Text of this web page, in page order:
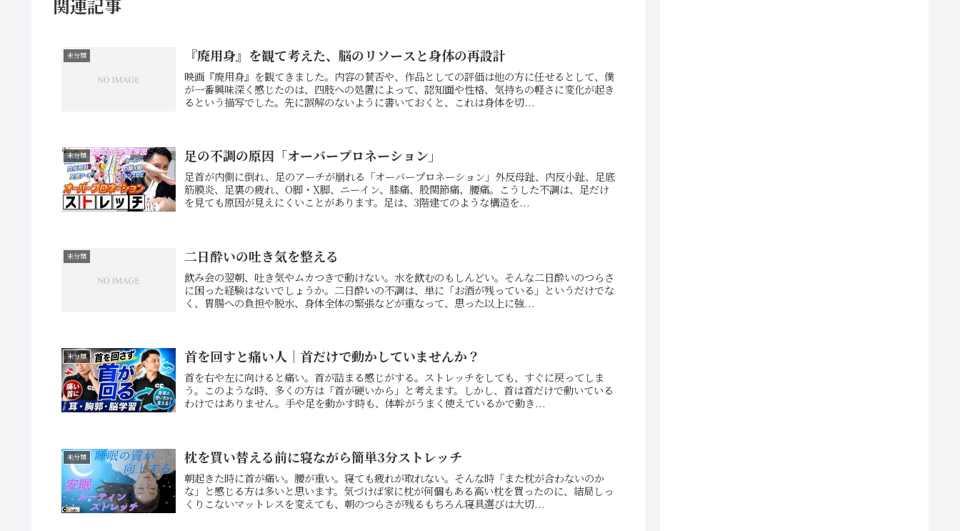
関連記事
未分類 『廃用身』を観て考えた、脳のリソースと身体の再設計
映画『廃用身』を観てきました。内容の賛否や、作品としての評価は他の方に任せるとして、僕
が一番興味深く感じたのは、四肢への処置によって、認知面や性格、気持ちの軽さに変化が起き
るという描写でした。先に誤解のないように書いておくと、これは身体を切...
未分類 足の不調の原因「オーバープロネーション」
足首が内側に倒れ、足のアーチが崩れる「オーバープロネーション」外反母趾、内反小趾、足底
筋膜炎、足裏の疲れ、O脚・X脚、ニーイン、膝痛、股関節痛、腰痛。こうした不調は、足だけ
を見ても原因が見えにくいことがあります。足は、3階建てのような構造を...
未分類 二日酔いの吐き気を整える
飲み会の翌朝、吐き気やムカつきで動けない。水を飲むのもしんどい。そんな二日酔いのつらさ
に困った経験はないでしょうか。二日酔いの不調は、単に「お酒が残っている」というだけでな
く、胃腸への負担や脱水、身体全体の緊張などが重なって、思った以上に強...
未分類 首を回すと痛い人｜首だけで動かしていませんか？
首を右や左に向けると痛い。首が詰まる感じがする。ストレッチをしても、すぐに戻ってしま
う。このような時、多くの方は「首が硬いから」と考えます。しかし、首は首だけで動いている
わけではありません。手や足を動かす時も、体幹がうまく使えているかで動き...
未分類 枕を買い替える前に寝ながら簡単3分ストレッチ
朝起きた時に首が痛い。腰が重い。寝ても疲れが取れない。そんな時「また枕が合わないのか
な」と感じる方は多いと思います。気づけば家に枕が何個もある高い枕を買ったのに、結局しっ
くりこないマットレスを変えても、朝のつらさが残るもちろん寝具選びは大切...